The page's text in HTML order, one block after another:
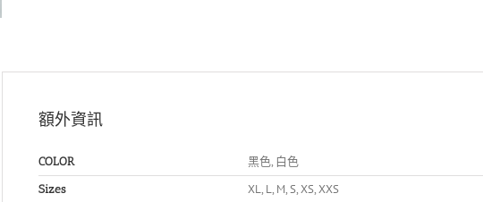
額外資訊
COLOR 黑色, 白色
Sizes XL, L, M, S, XS, XXS